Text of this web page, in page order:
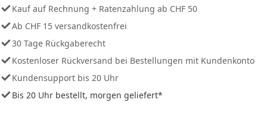
Kauf auf Rechnung + Ratenzahlung ab CHF 50
Ab CHF 15 versandkostenfrei
30 Tage Rückgaberecht
Kostenloser Rückversand bei Bestellungen mit Kundenkonto
Kundensupport bis 20 Uhr
Bis 20 Uhr bestellt, morgen geliefert*